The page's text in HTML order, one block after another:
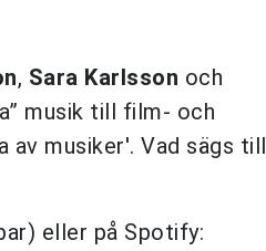
, Sara Karlsson och
musik till film- och
av musiker'. Vad sägs till
eller på Spotify: